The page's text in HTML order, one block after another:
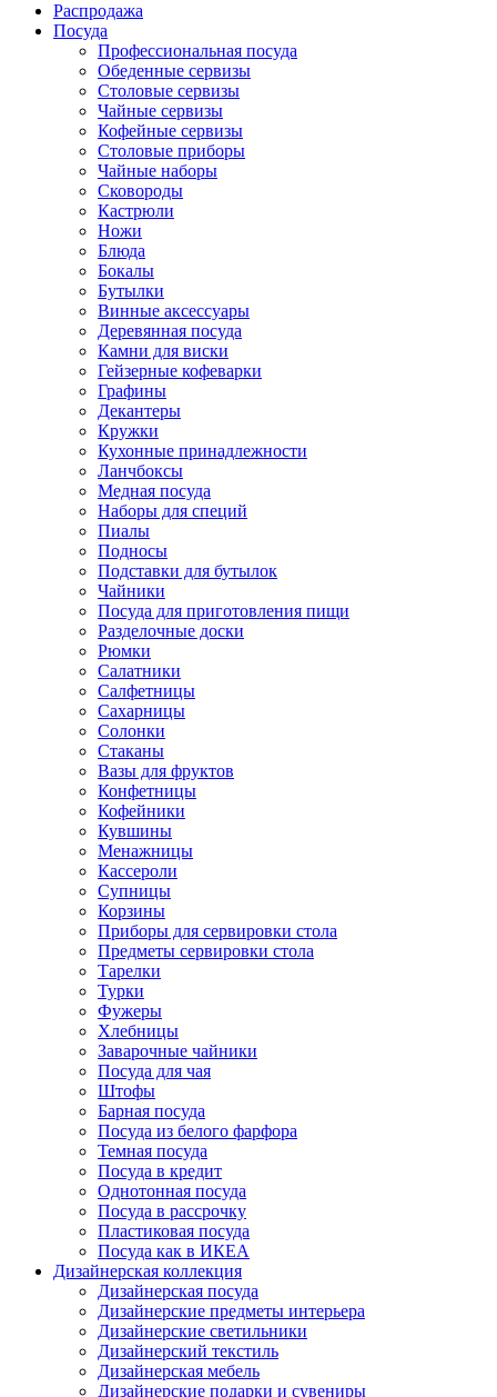
Распродажа
Посуда
Профессиональная посуда
Обеденные сервизы
Столовые сервизы
Чайные сервизы
Кофейные сервизы
Столовые приборы
Чайные наборы
Сковороды
Кастрюли
Ножи
Блюда
Бокалы
Бутылки
Винные аксессуары
Деревянная посуда
Камни для виски
Гейзерные кофеварки
Графины
Декантеры
Кружки
Кухонные принадлежности
Ланчбоксы
Медная посуда
Наборы для специй
Пиалы
Подносы
Подставки для бутылок
Чайники
Посуда для приготовления пищи
Разделочные доски
Рюмки
Салатники
Салфетницы
Сахарницы
Солонки
Стаканы
Вазы для фруктов
Конфетницы
Кофейники
Кувшины
Менажницы
Кассероли
Супницы
Корзины
Приборы для сервировки стола
Предметы сервировки стола
Тарелки
Турки
Фужеры
Хлебницы
Заварочные чайники
Посуда для чая
Штофы
Барная посуда
Посуда из белого фарфора
Темная посуда
Посуда в кредит
Однотонная посуда
Посуда в рассрочку
Пластиковая посуда
Посуда как в ИКЕА
Дизайнерская коллекция
Дизайнерская посуда
Дизайнерские предметы интерьера
Дизайнерские светильники
Дизайнерский текстиль
Дизайнерская мебель
Дизайнерские подарки и сувениры